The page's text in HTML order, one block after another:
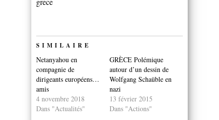
SIMILAIRE
Netanyahou en
compagnie de
dirigeants européens…
amis
4 novembre 2018
Dans "Actualités"
GRÈCE Polémique
autour d’un dessin de
Wolfgang Schaüble en
nazi
13 février 2015
Dans "Actions"